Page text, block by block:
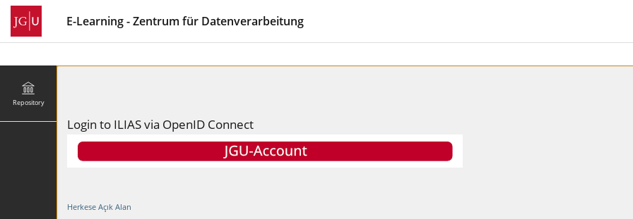
E-Learning - Zentrum für Datenverarbeitung
Repository
Login to ILIAS via OpenID Connect
Herkese Açık Alan